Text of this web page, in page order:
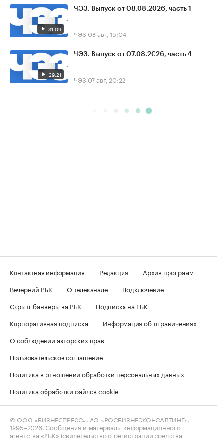
31:09
ЧЭЗ. Выпуск от 08.08.2026, часть 1
ЧЭЗ 08 авг, 15:04
29:21
ЧЭЗ. Выпуск от 07.08.2026, часть 4
ЧЭЗ 07 авг, 20:22
Контактная информация Редакция
Архив программ
Вечерний РБК
О телеканале
Подключение
Скрыть баннеры на РБК
Подписка на РБК
Корпоративная подписка
Информация об ограничениях
О соблюдении авторских прав
Пользовательское соглашение
Политика в отношении обработки персональных данных
Политика обработки файлов cookie
© ООО «БИЗНЕСПРЕСС», АО «РОСБИЗНЕСКОНСАЛТИНГ»,
1995–2026 . Сообщения и материалы информационного
агентства «РБК» (свидетельство о регистрации средства